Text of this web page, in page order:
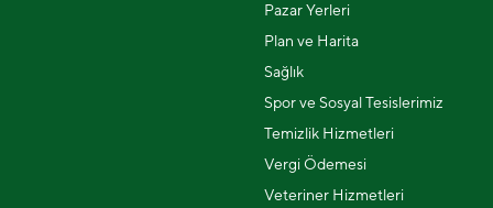
Pazar Yerleri
Plan ve Harita
Sağlık
Spor ve Sosyal Tesislerimiz
Temizlik Hizmetleri
Vergi Ödemesi
Veteriner Hizmetleri